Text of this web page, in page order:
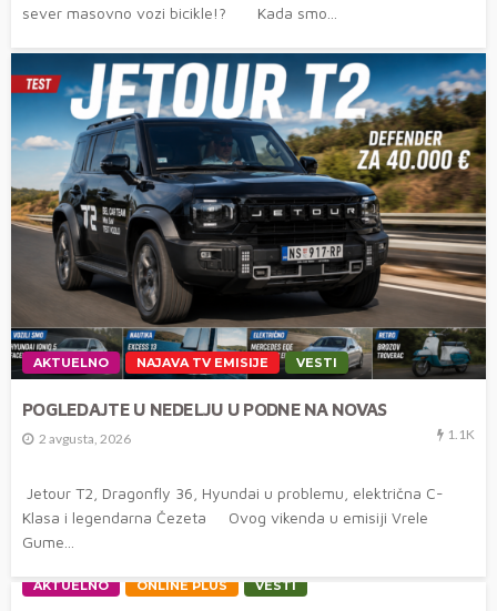
sever masovno vozi bicikle!? Kada smo...
AKTUELNO NAJAVA TV EMISIJE VESTI
POGLEDAJTE U NEDELJU U PODNE NA NOVAS
2 avgusta, 2026 1.1K
Jetour T2, Dragonfly 36, Hyundai u problemu, električna C-
Klasa i legendarna Čezeta Ovog vikenda u emisiji Vrele
Gume...
AKTUELNO ONLINE PLUS VESTI